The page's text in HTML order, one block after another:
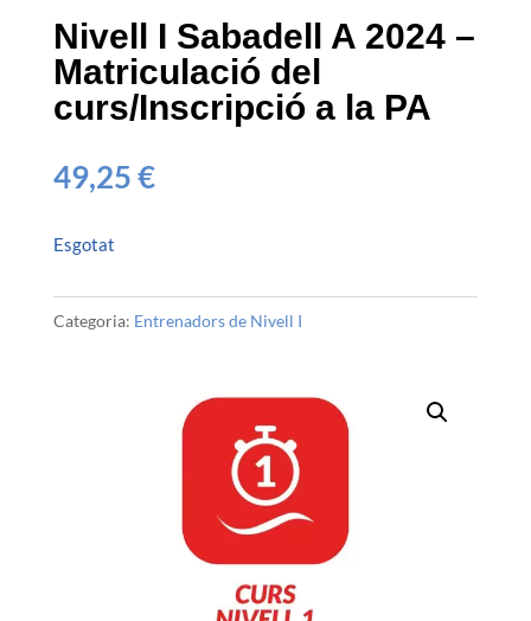
Nivell I Sabadell A 2024 –
Matriculació del
curs/Inscripció a la PA
49,25€
Esgotat
Categoria: Entrenadors de Nivell I